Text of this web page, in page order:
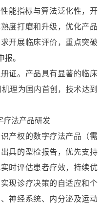
能指标与算法泛化性，开
度打磨和升级，优化产品
开展临床评价，重点突破
。
。产品具有显著的临床
理为国内首创，技术达到
法产品研发
权的数字疗法产品（需
具的型检报告，优先支持
时评估患者疗效，持续优
现诊疗决策的自适应和个
神经系统、内分泌及运动